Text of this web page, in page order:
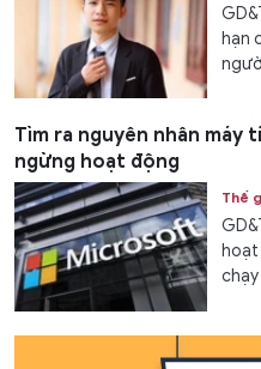
hạn
Tìm ra nguyên nhân máy
ngừng hoạt động
Thế
hoạt